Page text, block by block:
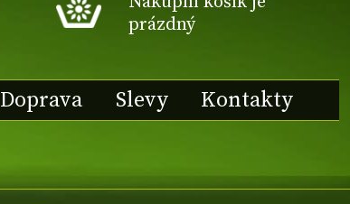
prázdný
Doprava Slevy Kontakty